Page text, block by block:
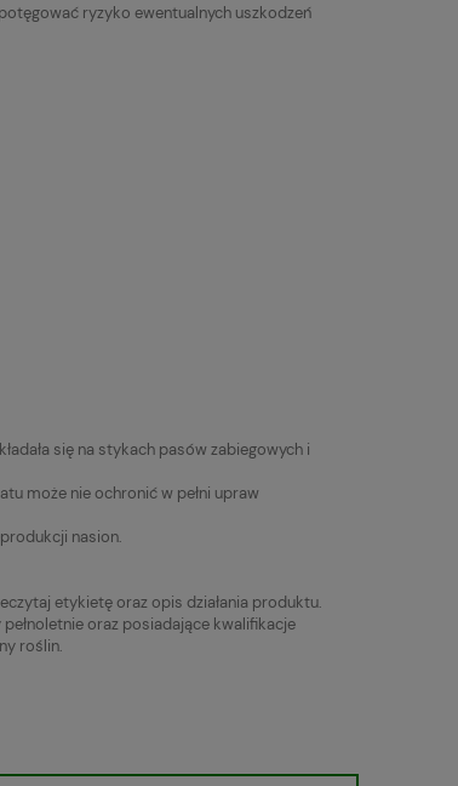
ryzyko ewentualnych uszkodzeń
się na stykach pasów zabiegowych i
może nie ochronić w pełni upraw
nasion.
etykietę oraz opis działania produktu.
oraz posiadające kwalifikacje
roślin.